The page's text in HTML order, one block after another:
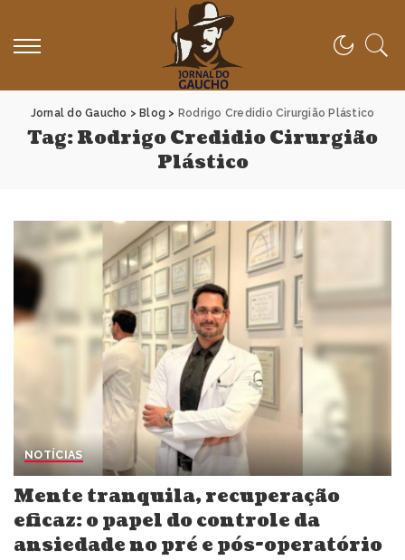
Jornal do Gaucho > Blog > Rodrigo Credidio Cirurgião Plástico
Tag:Rodrigo Credidio Cirurgião
Plástico
NOTÍCIAS
Mente tranquila, recuperação
eficaz: o papel do controle da
ansiedade no pré e pós-operatório